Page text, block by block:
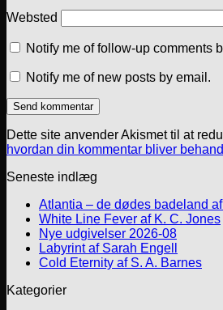
Websted
Notify me of follow-up comments
Notify me of new posts by email.
Dette site anvender Akismet til at
hvordan din kommentar bliver
Seneste indlæg
Atlantia – de dødes badeland
White Line Fever af K. C. Jones
Nye udgivelser 2026-08
Labyrint af Sarah Engell
Cold Eternity af S. A. Barnes
Kategorier